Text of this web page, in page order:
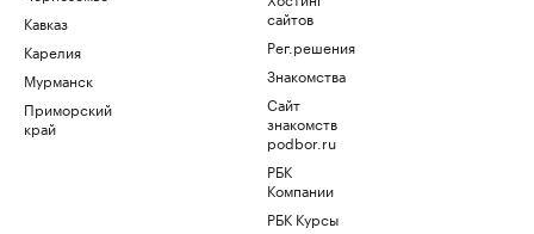
Кавказ
Карелия
Мурманск
Приморский
край
сайтов
Рег.решения
Знакомства
Сайт
знакомств
podbor.ru
РБК
Компании
РБК Курсы